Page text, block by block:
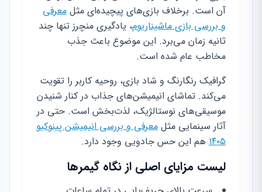
آن است. برخلاف بازی‌های پیچیده‌ای مثل معرفی
و بررسی بازی ماشیناریوم، یادگیری منچرز تنها چند
ثانیه زمان می‌برد. این موضوع باعث جذب
مخاطب عام شده است.
گرافیک رنگارنگ و شاد بازی، روحیه کاربر را تقویت
می‌کند. تماشای انیمیشن‌های جذاب در کنار شنیدن
موسیقی‌های نوستالژیک، لذت‌بخش است. حتی در
آثار سینمایی مثل معرفی و بررسی انیمیشن پینوکیو
۱۴۰۵ هم این حس جادویی وجود دارد.
لیست مزایای اصلی از نگاه گیمرها